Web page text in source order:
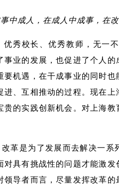
中成人，在成人中成事，在
优秀校长、优秀教师，无一
事业的发展，也促进了个人
要机遇，在干成事业的同时
进、互相推动的过程。现在
贵的实践创新机会。对上海
革是为了发展而去解决一
对具有挑战性的问题才能激
领导者而言，尽量发挥改革